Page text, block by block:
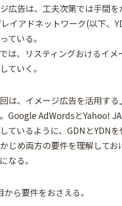
広告は、工夫次第では手間
イアドネットワーク(以下、
ている。
は、リスティングおけるイ
ていく。
回は、イメージ広告を活用す
Google AdWordsとYahoo!
ているように、GDNとYDN
じめ両方の要件を理解して
なる。
ら要件をおさえる。